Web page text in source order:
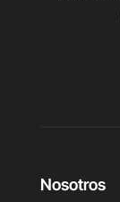
Nosotros